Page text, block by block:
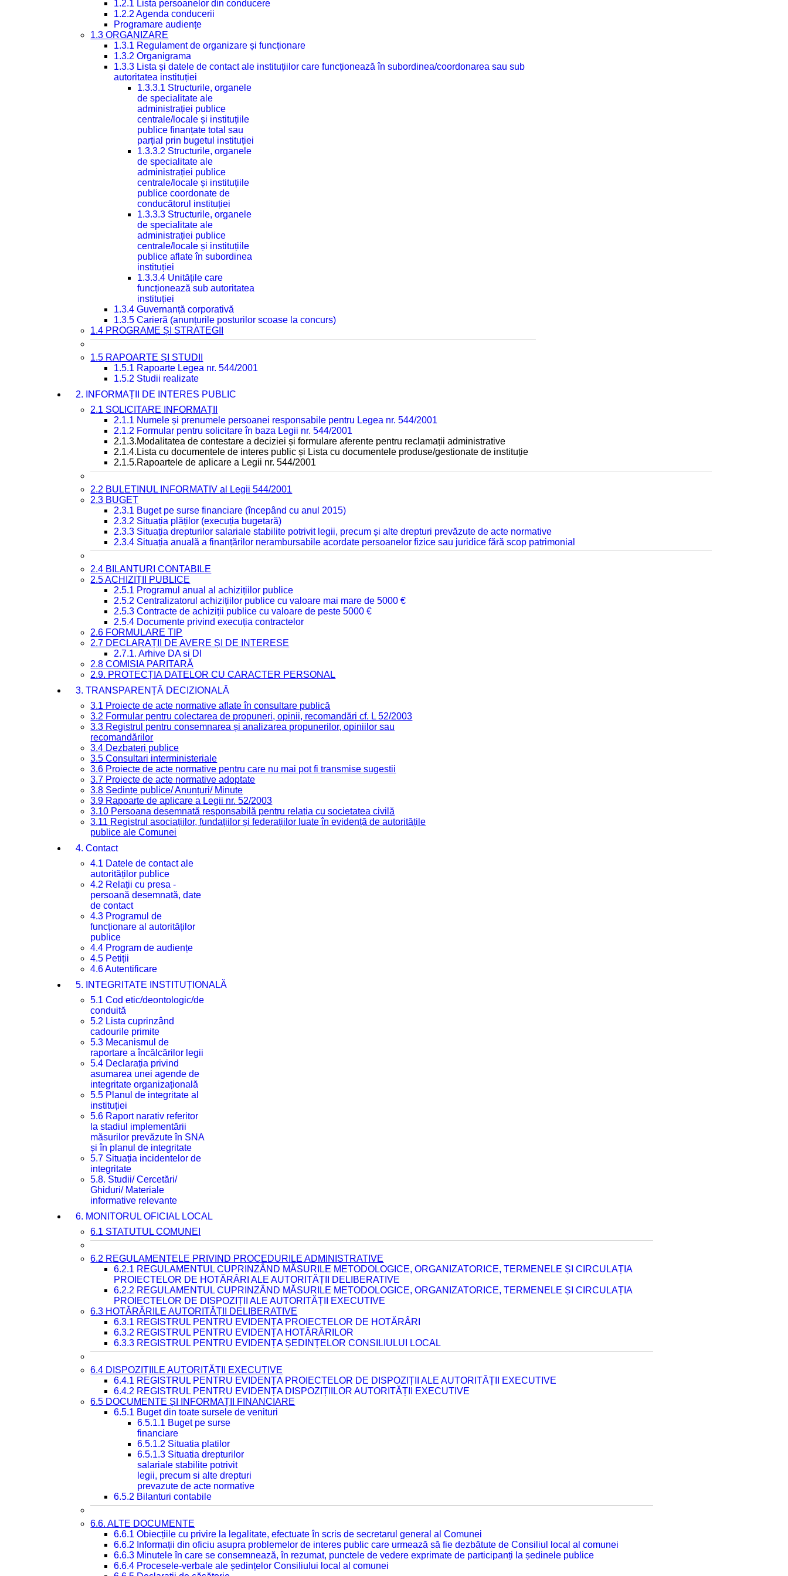
1.2.1 Lista persoanelor din conducere
1.2.2 Agenda conducerii
Programare audiențe
1.3 ORGANIZARE
1.3.1 Regulament de organizare și funcționare
1.3.2 Organigrama
1.3.3 Lista și datele de contact ale instituțiilor care funcționează în subordinea/coordonarea sau sub
autoritatea instituției
1.3.3.1 Structurile, organele
de specialitate ale
administrației publice
centrale/locale și instituțiile
publice finanțate total sau
parțial prin bugetul instituției
1.3.3.2 Structurile, organele
de specialitate ale
administrației publice
centrale/locale și instituțiile
publice coordonate de
conducătorul instituției
1.3.3.3 Structurile, organele
de specialitate ale
administrației publice
centrale/locale și instituțiile
publice aflate în subordinea
instituției
1.3.3.4 Unitățile care
funcționează sub autoritatea
instituției
1.3.4 Guvernanță corporativă
1.3.5 Carieră (anunțurile posturilor scoase la concurs)
1.4 PROGRAME ȘI STRATEGII
1.5 RAPOARTE ȘI STUDII
1.5.1 Rapoarte Legea nr. 544/2001
1.5.2 Studii realizate
2. INFORMAȚII DE INTERES PUBLIC
2.1 SOLICITARE INFORMAȚII
2.1.1 Numele și prenumele persoanei responsabile pentru Legea nr. 544/2001
2.1.2 Formular pentru solicitare în baza Legii nr. 544/2001
2.1.3.Modalitatea de contestare a deciziei și formulare aferente pentru reclamații administrative
2.1.4.Lista cu documentele de interes public și Lista cu documentele produse/gestionate de instituție
2.1.5.Rapoartele de aplicare a Legii nr. 544/2001
2.2 BULETINUL INFORMATIV al Legii 544/2001
2.3 BUGET
2.3.1 Buget pe surse financiare (începând cu anul 2015)
2.3.2 Situația plăților (execuția bugetară)
2.3.3 Situația drepturilor salariale stabilite potrivit legii, precum și alte drepturi prevăzute de acte normative
2.3.4 Situația anuală a finanțărilor nerambursabile acordate persoanelor fizice sau juridice fără scop patrimonial
2.4 BILANȚURI CONTABILE
2.5 ACHIZIȚII PUBLICE
2.5.1 Programul anual al achizițiilor publice
2.5.2 Centralizatorul achizițiilor publice cu valoare mai mare de 5000 €
2.5.3 Contracte de achiziții publice cu valoare de peste 5000 €
2.5.4 Documente privind execuția contractelor
2.6 FORMULARE TIP
2.7 DECLARAȚII DE AVERE ȘI DE INTERESE
2.7.1. Arhive DA si DI
2.8 COMISIA PARITARĂ
2.9. PROTECȚIA DATELOR CU CARACTER PERSONAL
3. TRANSPARENȚĂ DECIZIONALĂ
3.1 Proiecte de acte normative aflate în consultare publică
3.2 Formular pentru colectarea de propuneri, opinii, recomandări cf. L 52/2003
3.3 Registrul pentru consemnarea și analizarea propunerilor, opiniilor sau
recomandărilor
3.4 Dezbateri publice
3.5 Consultari interministeriale
3.6 Proiecte de acte normative pentru care nu mai pot fi transmise sugestii
3.7 Proiecte de acte normative adoptate
3.8 Ședințe publice/ Anunțuri/ Minute
3.9 Rapoarte de aplicare a Legii nr. 52/2003
3.10 Persoana desemnată responsabilă pentru relația cu societatea civilă
3.11 Registrul asociațiilor, fundațiilor și federațiilor luate în evidență de autoritățile
publice ale Comunei
4. Contact
4.1 Datele de contact ale
autorităților publice
4.2 Relații cu presa -
persoană desemnată, date
de contact
4.3 Programul de
funcționare al autorităților
publice
4.4 Program de audiențe
4.5 Petiții
4.6 Autentificare
5. INTEGRITATE INSTITUȚIONALĂ
5.1 Cod etic/deontologic/de
conduită
5.2 Lista cuprinzând
cadourile primite
5.3 Mecanismul de
raportare a încălcărilor legii
5.4 Declarația privind
asumarea unei agende de
integritate organizațională
5.5 Planul de integritate al
instituției
5.6 Raport narativ referitor
la stadiul implementării
măsurilor prevăzute în SNA
și în planul de integritate
5.7 Situația incidentelor de
integritate
5.8. Studii/ Cercetări/
Ghiduri/ Materiale
informative relevante
6. MONITORUL OFICIAL LOCAL
6.1 STATUTUL COMUNEI
6.2 REGULAMENTELE PRIVIND PROCEDURILE ADMINISTRATIVE
6.2.1 REGULAMENTUL CUPRINZÂND MĂSURILE METODOLOGICE, ORGANIZATORICE, TERMENELE ȘI CIRCULAȚIA
PROIECTELOR DE HOTĂRÂRI ALE AUTORITĂȚII DELIBERATIVE
6.2.2 REGULAMENTUL CUPRINZÂND MĂSURILE METODOLOGICE, ORGANIZATORICE, TERMENELE ȘI CIRCULAȚIA
PROIECTELOR DE DISPOZIȚII ALE AUTORITĂȚII EXECUTIVE
6.3 HOTĂRÂRILE AUTORITĂȚII DELIBERATIVE
6.3.1 REGISTRUL PENTRU EVIDENȚA PROIECTELOR DE HOTĂRÂRI
6.3.2 REGISTRUL PENTRU EVIDENȚA HOTĂRÂRILOR
6.3.3 REGISTRUL PENTRU EVIDENȚA ȘEDINȚELOR CONSILIULUI LOCAL
6.4 DISPOZIȚIILE AUTORITĂȚII EXECUTIVE
6.4.1 REGISTRUL PENTRU EVIDENȚA PROIECTELOR DE DISPOZIȚII ALE AUTORITĂȚII EXECUTIVE
6.4.2 REGISTRUL PENTRU EVIDENȚA DISPOZIȚIILOR AUTORITĂȚII EXECUTIVE
6.5 DOCUMENTE ȘI INFORMAȚII FINANCIARE
6.5.1 Buget din toate sursele de venituri
6.5.1.1 Buget pe surse
financiare
6.5.1.2 Situatia platilor
6.5.1.3 Situatia drepturilor
salariale stabilite potrivit
legii, precum si alte drepturi
prevazute de acte normative
6.5.2 Bilanturi contabile
6.6. ALTE DOCUMENTE
6.6.1 Obiecțiile cu privire la legalitate, efectuate în scris de secretarul general al Comunei
6.6.2 Informații din oficiu asupra problemelor de interes public care urmează să fie dezbătute de Consiliul local al comunei
6.6.3 Minutele în care se consemnează, în rezumat, punctele de vedere exprimate de participanți la ședinele publice
6.6.4 Procesele-verbale ale ședințelor Consiliului local al comunei